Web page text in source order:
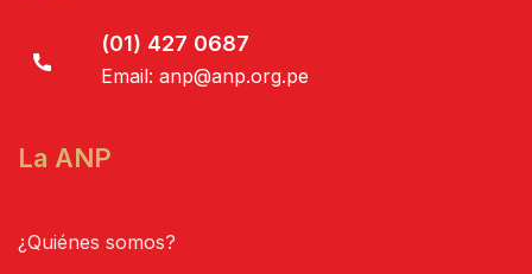
(01) 427 0687
Email: anp@anp.org.pe
La ANP
¿Quiénes somos?